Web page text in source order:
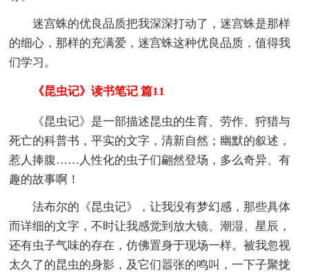
迷宫蛛的优良品质把我深深打动了，迷宫蛛是那样
的细心，那样的充满爱，迷宫蛛这种优良品质，值得我
们学习。
《昆虫记》读书笔记 篇11
《昆虫记》是一部描述昆虫的生育、劳作、狩猎与
死亡的科普书，平实的文字，清新自然；幽默的叙述，
惹人捧腹……人性化的虫子们翩然登场，多么奇异、有
趣的故事啊！
法布尔的《昆虫记》，让我没有梦幻感，那些具体
而详细的文字，不时让我感觉到放大镜、潮湿、星辰，
还有虫子气味的存在，仿佛置身于现场一样。被我忽视
太久了的昆虫的身影，及它们嚣张的鸣叫，一下子聚拢